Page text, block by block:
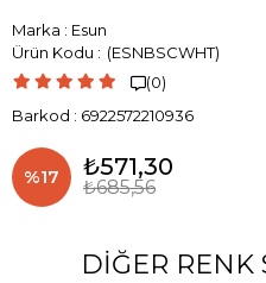
Marka : Esun
(ESNBSCWHT)
(0)
Barkod : 6922572210936
₺685,56
₺571,30
%17
DIĞER RENK